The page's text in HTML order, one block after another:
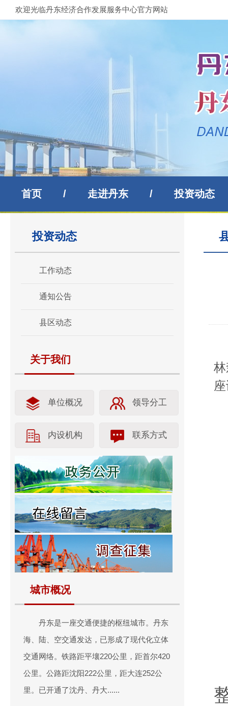
欢迎光临丹东经济合作发展服务中心官方网站
首页 / 走进丹东 / 投资动态
投资动态
工作动态
通知公告
县区动态
关于我们
单位概况 领导分工
内设机构 联系方式
城市概况
丹东是一座交通便捷的枢纽城市。丹东
海、陆、空交通发达，已形成了现代化立体
交通网络。铁路距平壤220公里，距首尔420
公里。公路距沈阳222公里，距大连252公
里。已开通了沈丹、丹大......